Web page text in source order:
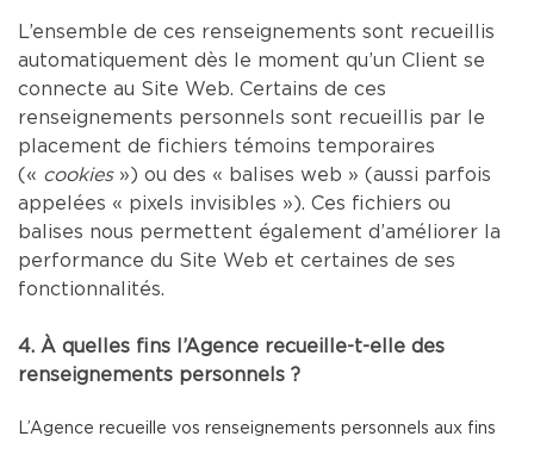
L’ensemble de ces renseignements sont recueillis
automatiquement dès le moment qu’un Client se
connecte au Site Web. Certains de ces
renseignements personnels sont recueillis par le
placement de fichiers témoins temporaires
(« cookies») ou des « balises web » (aussi parfois
appelées « pixels invisibles »). Ces fichiers ou
balises nous permettent également d’améliorer la
performance du Site Web et certaines de ses
fonctionnalités.
4. À quelles fins l’Agence recueille-t-elle des
renseignements personnels ?
L’Agence recueille vos renseignements personnels aux fins